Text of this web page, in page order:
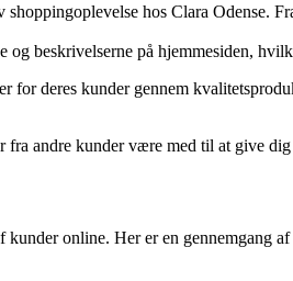
hos Clara Odense.
beskrivelserne på hjemmesiden,
for deres kunder gennem
andre kunder være med til at give
online. Her er en gennemgang